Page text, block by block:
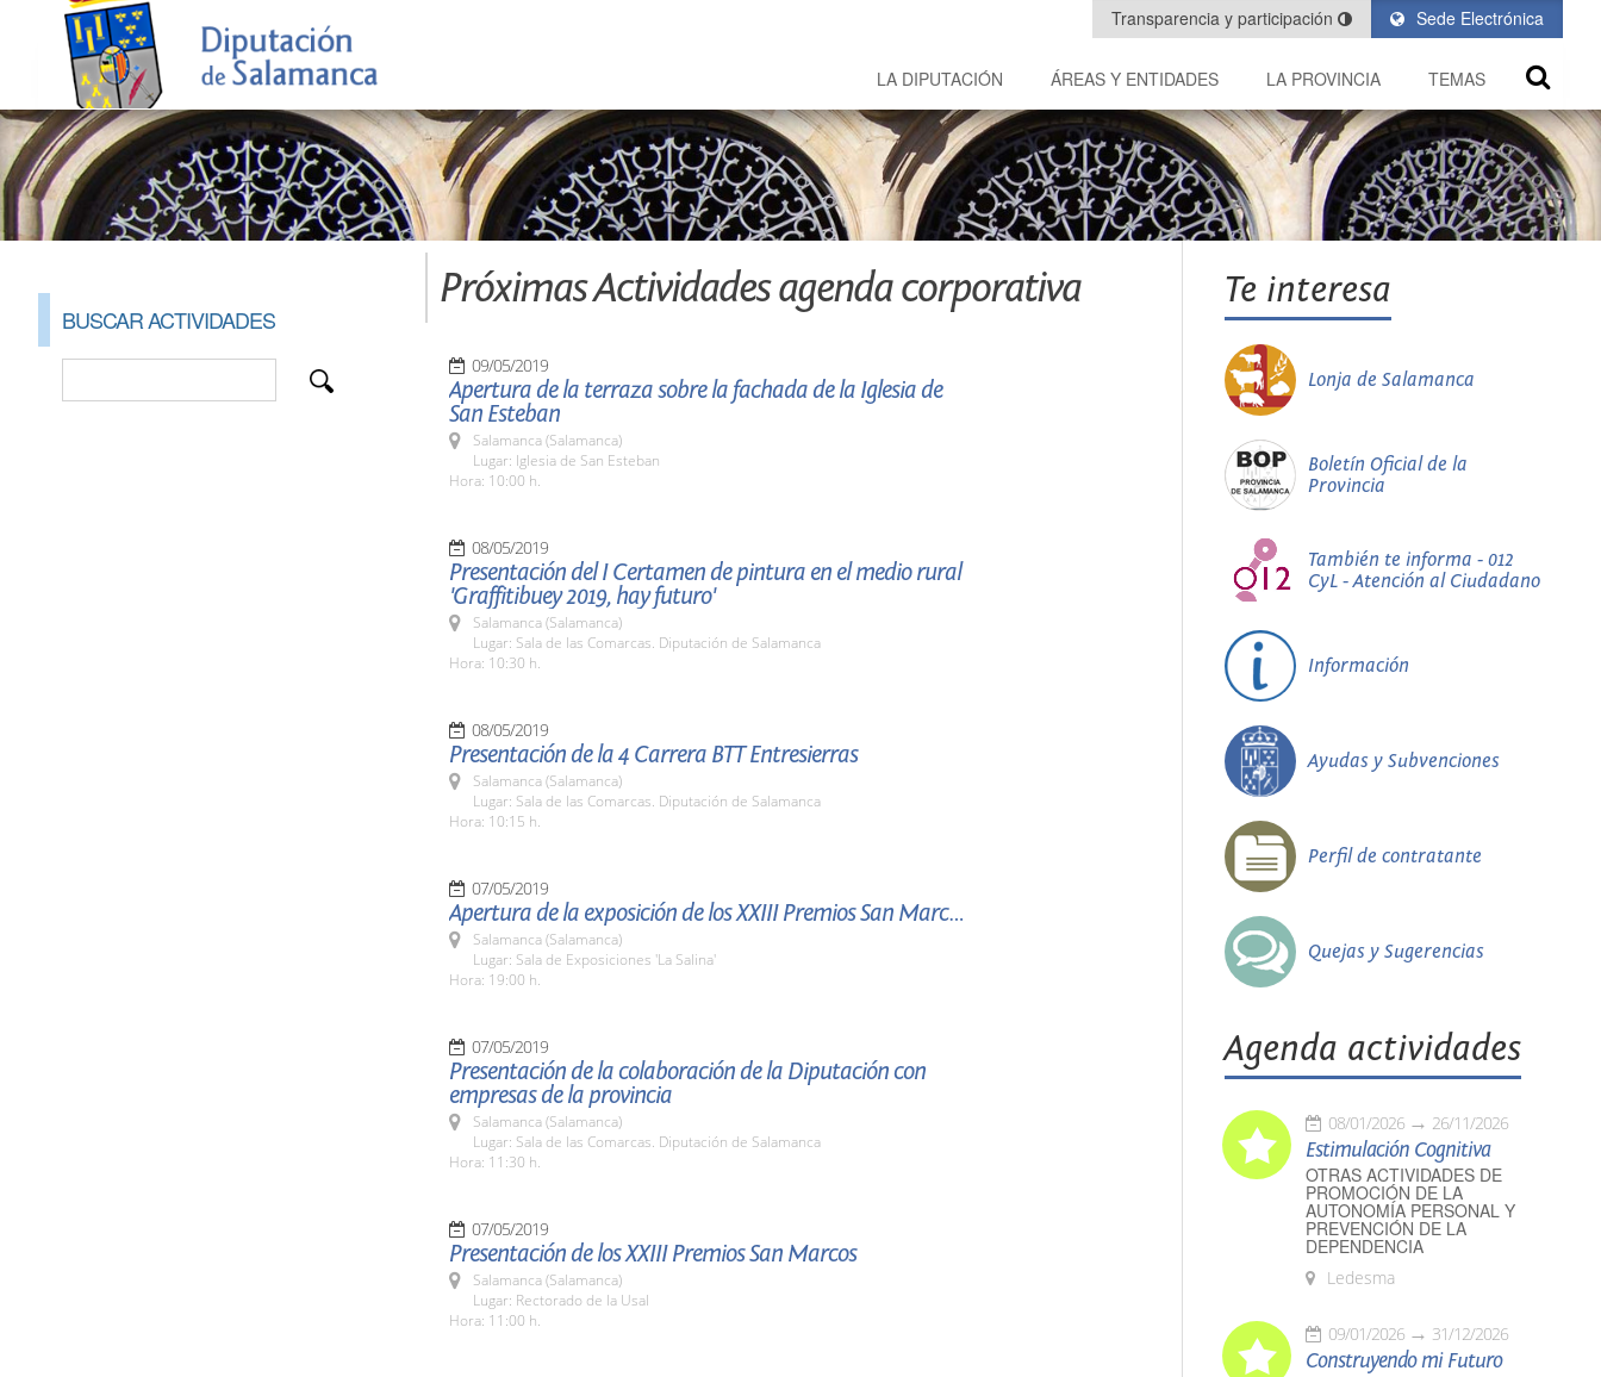
Sede Electrónica
Transparencia y participación
LA DIPUTACIÓN ÁREAS Y ENTIDADES LA PROVINCIA TEMAS
BUSCAR ACTIVIDADES
Próximas Actividades agenda corporativa
09/05/2019
Apertura de la terraza sobre la fachada de la Iglesia de
San Esteban
Salamanca (Salamanca)
Lugar: Iglesia de San Esteban
Hora: 10:00 h.
08/05/2019
Presentación del I Certamen de pintura en el medio rural
'Graffitibuey 2019, hay futuro'
Salamanca (Salamanca)
Lugar: Sala de las Comarcas. Diputación de Salamanca
Hora: 10:30 h.
08/05/2019
Presentación de la 4 Carrera BTT Entresierras
Salamanca (Salamanca)
Lugar: Sala de las Comarcas. Diputación de Salamanca
Hora: 10:15 h.
07/05/2019
Apertura de la exposición de los XXIII Premios San Marcos
Salamanca (Salamanca)
Lugar: Sala de Exposiciones 'La Salina'
Hora: 19:00 h.
07/05/2019
Presentación de la colaboración de la Diputación con
empresas de la provincia
Salamanca (Salamanca)
Lugar: Sala de las Comarcas. Diputación de Salamanca
Hora: 11:30 h.
07/05/2019
Presentación de los XXIII Premios San Marcos
Salamanca (Salamanca)
Lugar: Rectorado de la Usal
Hora: 11:00 h.
Te interesa
Lonja de Salamanca
Boletín Oficial de la
Provincia
También te informa - 012
CyL - Atención al Ciudadano
Información
Ayudas y Subvenciones
Perfil de contratante
Quejas y Sugerencias
Agenda actividades
08/01/2026 26/11/2026
Estimulación Cognitiva
OTRAS ACTIVIDADES DE
PROMOCIÓN DE LA
AUTONOMÍA PERSONAL Y
PREVENCIÓN DE LA
DEPENDENCIA
Ledesma
09/01/2026 31/12/2026
Construyendo mi Futuro